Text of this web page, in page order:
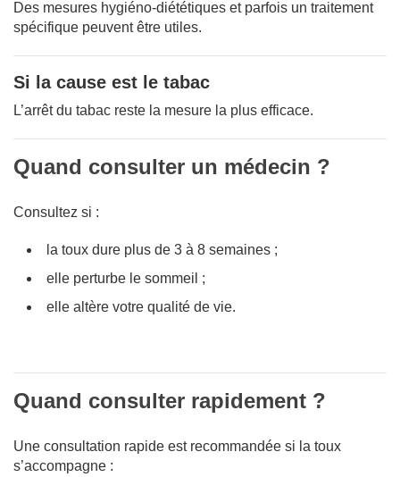
Des mesures hygiéno-diététiques et parfois un traitement
spécifique peuvent être utiles.
Si la cause est le tabac
L’arrêt du tabac reste la mesure la plus efficace.
Quand consulter un médecin ?
Consultez si :
la toux dure plus de 3 à 8 semaines ;
elle perturbe le sommeil ;
elle altère votre qualité de vie.
Quand consulter rapidement ?
Une consultation rapide est recommandée si la toux
s’accompagne :